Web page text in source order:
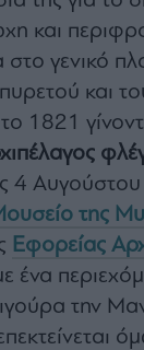
και
γενικό
και
1821
4
της
Εφορείας
ένα
την